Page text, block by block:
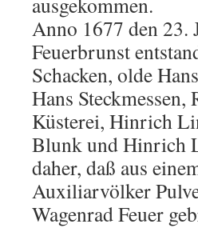
Anno 1677 den 23.
Feuerbrunst
Schacken, olde
Hans
Küsterei, Hinrich
Blunk und Hinrich
daher, daß aus
Auxiliarvölker
Wagenrad Feuer